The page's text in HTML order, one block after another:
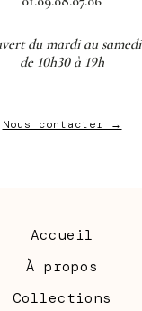
du mardi au samedi
de 10h30 à 19h
Nous contacter →
Accueil
À propos
Collections